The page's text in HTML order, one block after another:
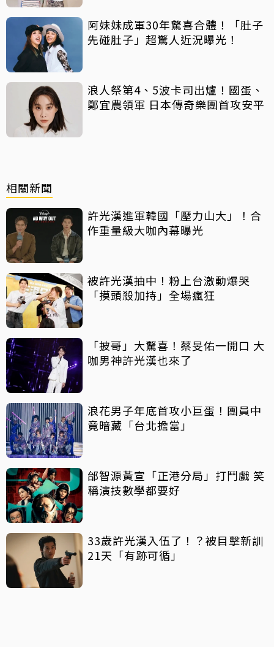
阿妹妹成軍30年驚喜合體！「肚子
先碰肚子」超驚人近況曝光！
浪人祭第4、5波卡司出爐！國蛋、
鄭宜農領軍 日本傳奇樂團首攻安平
相關新聞
許光漢進軍韓國「壓力山大」！合
作重量級大咖內幕曝光
被許光漢抽中！粉上台激動爆哭
「摸頭殺加持」全場瘋狂
「披哥」大驚喜！蔡旻佑一開口 大
咖男神許光漢也來了
浪花男子年底首攻小巨蛋！團員中
竟暗藏「台北擔當」
邰智源黃宣「正港分局」打鬥戲 笑
稱演技數學都要好
33歲許光漢入伍了！？被目擊新訓
21天「有跡可循」